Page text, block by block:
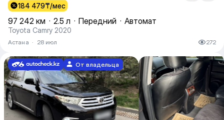
184 479₸/мес
97 242 км · 2.5 л · Передний · Автомат
Toyota Camry 2020
Астана · 28 июл 272
От владельца